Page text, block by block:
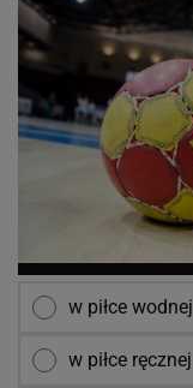
w piłce wodnej
w piłce ręcznej